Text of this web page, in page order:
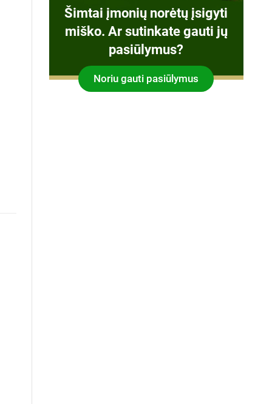
Šimtai įmonių norėtų įsigyti
miško. Ar sutinkate gauti jų
pasiūlymus?
Noriu gauti pasiūlymus